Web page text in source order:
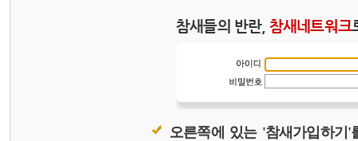
참새들의 반란, 참새네트워크
오른쪽에 있는 '참새가입하기